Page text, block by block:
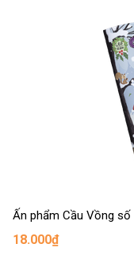
Ấn phẩm Cầu Vồng số
18.000₫